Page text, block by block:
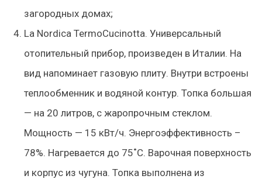
загородных домах;
La Nordica TermoCucinotta. Универсальный
отопительный прибор, произведен в Италии. На
вид напоминает газовую плиту. Внутри встроены
теплообменник и водяной контур. Топка большая
— на 20 литров, с жаропрочным стеклом.
Мощность — 15 кВт/ч. Энергоэффективность –
78%. Нагревается до 75˚С. Варочная поверхность
и корпус из чугуна. Топка выполнена из